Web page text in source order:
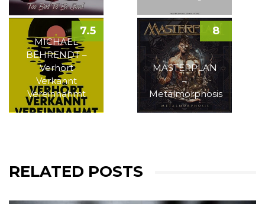
MICHAEL
BEHRENDT –
Verhört
Verkannt
Vereinnahmt
7.5
MASTERPLAN
–
Metalmorphosis
8
RELATED POSTS